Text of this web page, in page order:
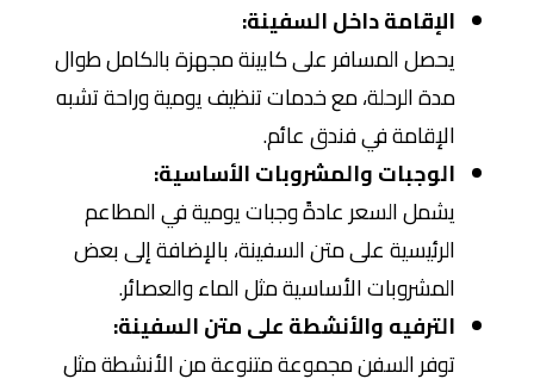
الإقامة داخل السفينة:
يحصل المسافر على كابينة مجهزة بالكامل طوال
مدة الرحلة، مع خدمات تنظيف يومية وراحة تشبه
الإقامة في فندق عائم.
الوجبات والمشروبات الأساسية:
يشمل السعر عادةً وجبات يومية في المطاعم
الرئيسية على متن السفينة، بالإضافة إلى بعض
المشروبات الأساسية مثل الماء والعصائر.
الترفيه والأنشطة على متن السفينة:
توفر السفن مجموعة متنوعة من الأنشطة مثل